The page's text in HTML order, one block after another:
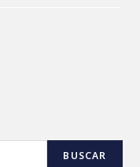
BUSCAR